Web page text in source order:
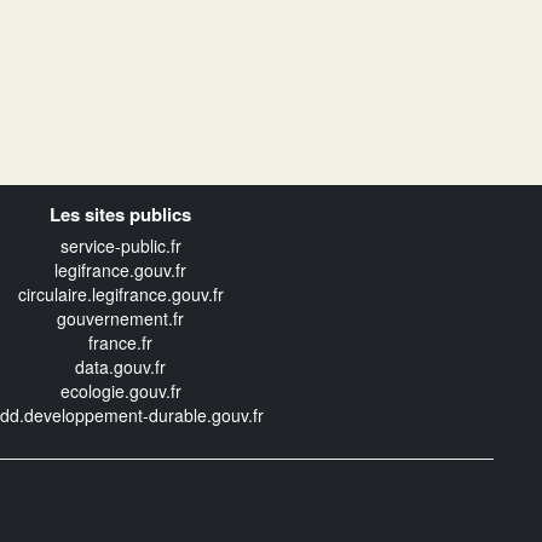
Les sites publics
service-public.fr
legifrance.gouv.fr
circulaire.legifrance.gouv.fr
gouvernement.fr
france.fr
data.gouv.fr
ecologie.gouv.fr
durable.gouv.fr